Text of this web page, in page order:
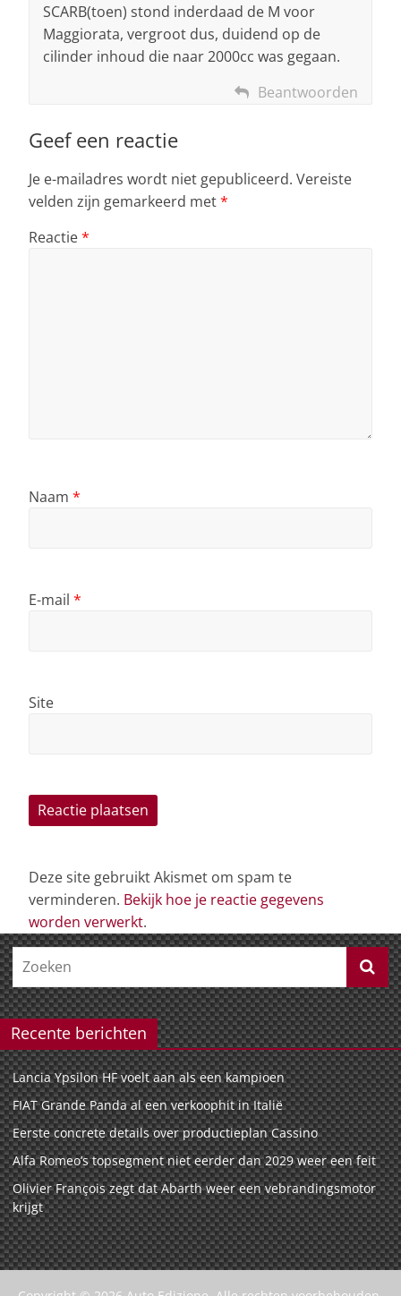
SCARB(toen) stond inderdaad de M voor
Maggiorata, vergroot dus, duidend op de
cilinder inhoud die naar 2000cc was gegaan.
Beantwoorden
Geef een reactie
Je e-mailadres wordt niet gepubliceerd. Vereiste
velden zijn gemarkeerd met*
Reactie*
Naam *
E-mail *
Site
Deze site gebruikt Akismet om spam te
verminderen. Bekijk hoe je reactie gegevens
worden verwerkt.
Recente berichten
Lancia Ypsilon HF voelt aan als een kampioen
FIAT Grande Panda al een verkoophit in Italië
Eerste concrete details over productieplan Cassino
Alfa Romeo’s topsegment niet eerder dan 2029 weer een feit
Olivier François zegt dat Abarth weer een vebrandingsmotor
krijgt